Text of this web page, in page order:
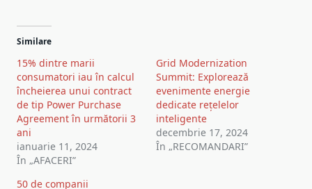
Navigare
în
articole
Similare
15% dintre marii
consumatori iau în calcul
încheierea unui contract
de tip Power Purchase
Agreement în următorii 3
ani
ianuarie 11, 2024
În „AFACERI”
Grid Modernization
Summit: Explorează
evenimente energie
dedicate rețelelor
inteligente
decembrie 17, 2024
În „RECOMANDARI”
50 de companii